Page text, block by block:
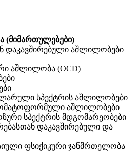
(მიმართულებები)
დაკავშირებული აშლილობები
აშლილობა (OCD)
სპექტრის აშლილობები
აშლილობები
სპექტრის მდგომარეობები
დაკავშირებული და
ფსიქიკური ჯანმრთელობა